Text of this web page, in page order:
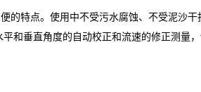
特点。使用中不受污水腐蚀、不受泥沙
和垂直角度的自动校正和流速的修正测量，